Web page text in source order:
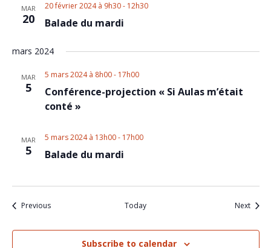
MAR
20
20 février 2024 à 9h30- 12h30
Balade du mardi
mars 2024
MAR
5
5 mars 2024 à 8h00- 17h00
Conférence-projection « Si Aulas m’était
conté »
MAR
5
5 mars 2024 à 13h00- 17h00
Balade du mardi
PreviousEvents Today NextEvents
Subscribe to calendar